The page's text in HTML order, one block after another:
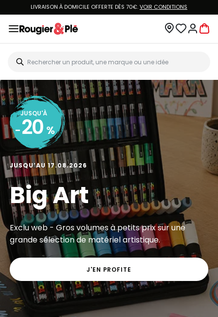
LIVRAISON À DOMICILE OFFERTE DÈS 70€.VOIR CONDITIONS
JUSQU'À
- 20 %
JUSQU’AU 17.08.2026
Big Art
Exclu web - Gros volumes à petits prix sur une
grande sélection de matériel artistique.
J'EN PROFITE